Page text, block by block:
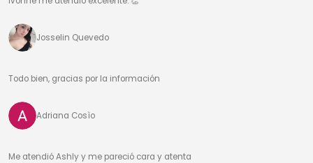
Josselin Quevedo
Todo bien, gracias por la información
Adriana Cosìo
Me atendió Ashly y me pareció cara y atenta